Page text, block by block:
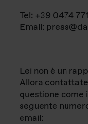
Tel: +39 0474
Email:
Lei non è un
Allora
questione come
seguente
email: